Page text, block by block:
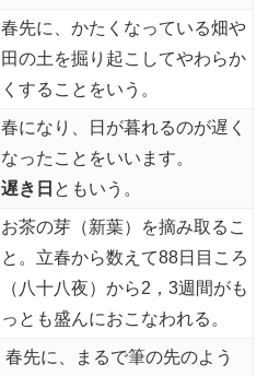
春先に、かたくなっている畑や
田の土を掘り起こしてやわらか
くすることをいう。
春になり、日が暮れるのが遅く
なったことをいいます。
遅き日 ともいう。
お茶の芽（新葉）を摘み取るこ
と。立春から数えて88日目ころ
（八十八夜）から2，3週間がも
っとも盛んにおこなわれる。
春先に、まるで筆の先のよう